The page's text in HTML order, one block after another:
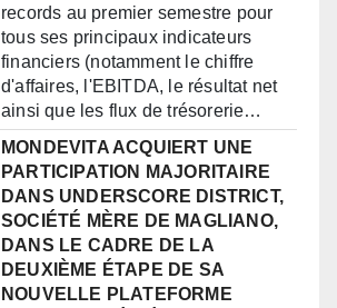
records au premier semestre pour
tous ses principaux indicateurs
financiers (notamment le chiffre
d'affaires, l'EBITDA, le résultat net
ainsi que les flux de trésorerie…
MONDEVITA ACQUIERT UNE
PARTICIPATION MAJORITAIRE
DANS UNDERSCORE DISTRICT,
SOCIÉTÉ MÈRE DE MAGLIANO,
DANS LE CADRE DE LA
DEUXIÈME ÉTAPE DE SA
NOUVELLE PLATEFORME